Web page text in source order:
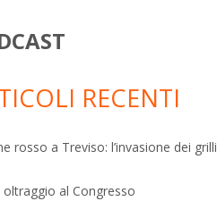
RECENTI
rosso a Treviso: l’invasione dei grilli
oltraggio al Congresso